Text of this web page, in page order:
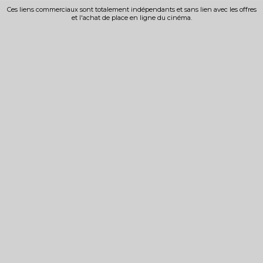
Ces liens commerciaux sont totalement indépendants et sans lien avec les offres
et l'achat de place en ligne du cinéma.